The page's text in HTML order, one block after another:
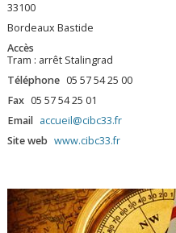
33100
Bordeaux Bastide
Accès
Tram : arrêt Stalingrad
Téléphone 05 57 54 25 00
Fax 05 57 54 25 01
Email accueil@cibc33.fr
Site web www.cibc33.fr